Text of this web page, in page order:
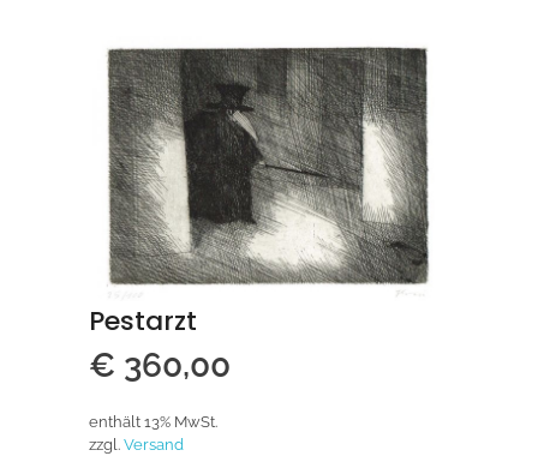
Pestarzt
€ 360,00
enthält 13% MwSt.
zzgl. Versand